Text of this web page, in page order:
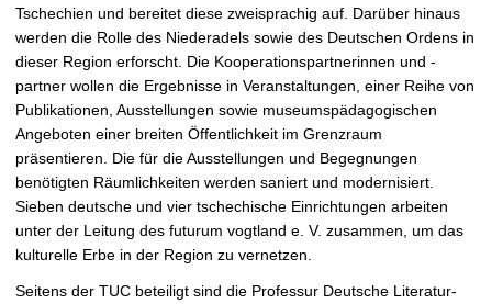
Tschechien und bereitet diese zweisprachig auf. Darüber hinaus
werden die Rolle des Niederadels sowie des Deutschen Ordens in
dieser Region erforscht. Die Kooperationspartnerinnen und -
partner wollen die Ergebnisse in Veranstaltungen, einer Reihe von
Publikationen, Ausstellungen sowie museumspädagogischen
Angeboten einer breiten Öffentlichkeit im Grenzraum
präsentieren. Die für die Ausstellungen und Begegnungen
benötigten Räumlichkeiten werden saniert und modernisiert.
Sieben deutsche und vier tschechische Einrichtungen arbeiten
unter der Leitung des futurum vogtland e. V. zusammen, um das
kulturelle Erbe in der Region zu vernetzen.
Seitens der TUC beteiligt sind die Professur Deutsche Literatur-